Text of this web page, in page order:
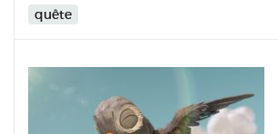
quête